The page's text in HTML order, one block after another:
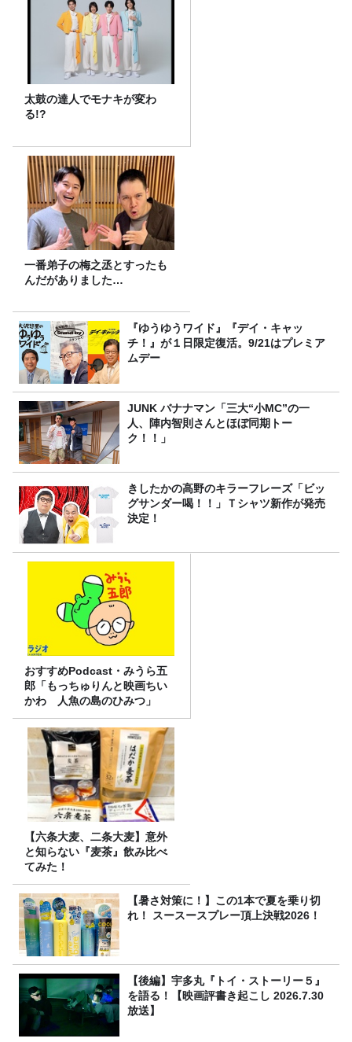
太鼓の達人でモナキが変わ
る!?
一番弟子の梅之丞とすったも
んだがありました…
『ゆうゆうワイド』『デイ・キャッ
チ！』が１日限定復活。9/21はプレミア
ムデー
JUNK バナナマン「三大“小MC”の一
人、陣内智則さんとほぼ同期トー
ク！！」
きしたかの高野のキラーフレーズ「ビッ
グサンダー喝！！」Ｔシャツ新作が発売
決定！
おすすめPodcast・みうら五
郎「もっちゅりんと映画ちい
かわ 人魚の島のひみつ」
【六条大麦、二条大麦】意外
と知らない『麦茶』飲み比べ
てみた！
【暑さ対策に！】この1本で夏を乗り切
れ！ スースースプレー頂上決戦2026！
【後編】宇多丸『トイ・ストーリー５』
を語る！【映画評書き起こし 2026.7.30
放送】